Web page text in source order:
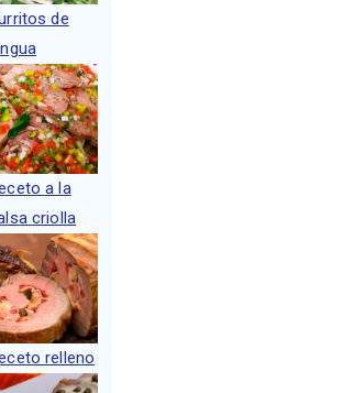
de
a la
criolla
relleno